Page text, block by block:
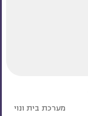
מערכת בית ונוי